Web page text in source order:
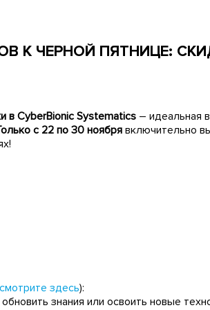
К ЧЕРНОЙ ПЯТНИЦЕ:
в CyberBionic Systematics – идеальная
с 22 по 30 ноября включительно
смотрите здесь):
знания или освоить новые